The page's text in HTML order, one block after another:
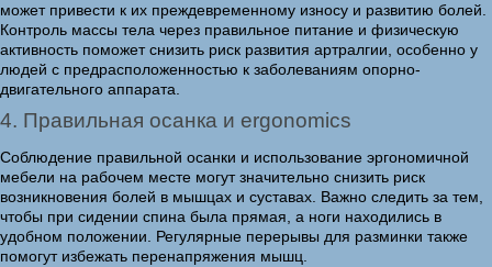
может привести к их преждевременному износу и развитию болей.
Контроль массы тела через правильное питание и физическую
активность поможет снизить риск развития артралгии, особенно у
людей с предрасположенностью к заболеваниям опорно-
двигательного аппарата.
4. Правильная осанка и ergonomics
Соблюдение правильной осанки и использование эргономичной
мебели на рабочем месте могут значительно снизить риск
возникновения болей в мышцах и суставах. Важно следить за тем,
чтобы при сидении спина была прямая, а ноги находились в
удобном положении. Регулярные перерывы для разминки также
помогут избежать перенапряжения мышц.